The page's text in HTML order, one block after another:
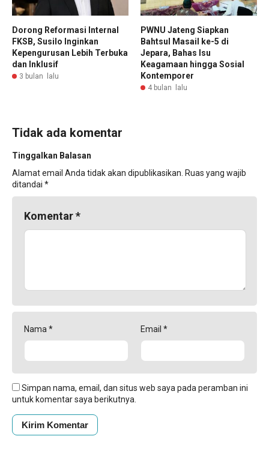
Dorong Reformasi Internal
FKSB, Susilo Inginkan
Kepengurusan Lebih Terbuka
dan Inklusif
3 bulan lalu
PWNU Jateng Siapkan
Bahtsul Masail ke-5 di
Jepara, Bahas Isu
Keagamaan hingga Sosial
Kontemporer
4 bulan lalu
Tidak ada komentar
Tinggalkan Balasan
Alamat email Anda tidak akan dipublikasikan. Ruas yang wajib
ditandai *
Komentar*
Nama * Email *
Simpan nama, email, dan situs web saya pada peramban ini
untuk komentar saya berikutnya.